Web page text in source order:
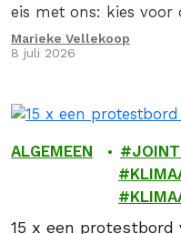
eis met ons: kies voor
fossiel!
Marieke Vellekoop
8 juli 2026
ALGEMEEN
15 x een